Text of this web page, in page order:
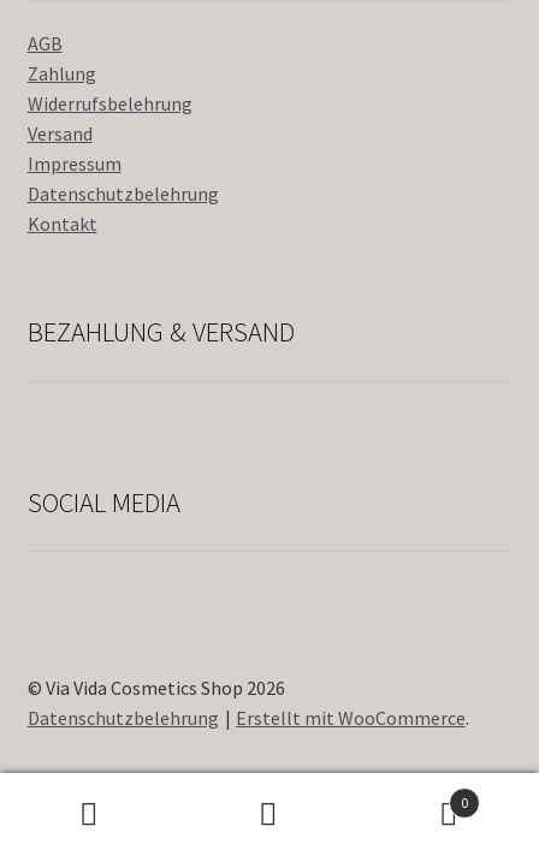
AGB
Zahlung
Widerrufsbelehrung
Versand
Impressum
Datenschutzbelehrung
Kontakt
BEZAHLUNG & VERSAND
SOCIAL MEDIA
© Via Vida Cosmetics Shop 2026
Datenschutzbelehrung
Erstellt mit WooCommerce.
0